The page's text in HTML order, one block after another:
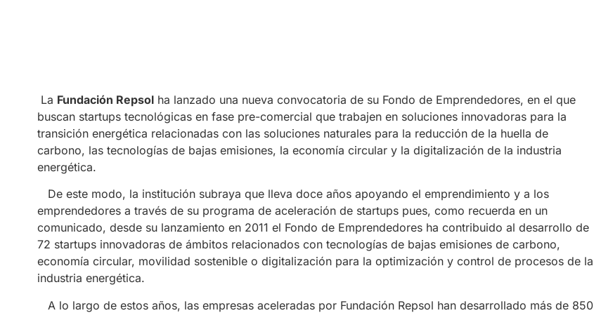
La Fundación Repsolha lanzado una nueva convocatoria de su Fondo de Emprendedores, en el que
buscan startups tecnológicas en fase pre-comercial que trabajen en soluciones innovadoras para la
transición energética relacionadas con las soluciones naturales para la reducción de la huella de
carbono, las tecnologías de bajas emisiones, la economía circular y la digitalización de la industria
energética.
De este modo, la institución subraya que lleva doce años apoyando el emprendimiento y a los
emprendedores a través de su programa de aceleración de startups pues, como recuerda en un
comunicado, desde su lanzamiento en 2011 el Fondo de Emprendedores ha contribuido al desarrollo de
72 startups innovadoras de ámbitos relacionados con tecnologías de bajas emisiones de carbono,
economía circular, movilidad sostenible o digitalización para la optimización y control de procesos de la
industria energética.
A lo largo de estos años, las empresas aceleradas por Fundación Repsol han desarrollado más de 850